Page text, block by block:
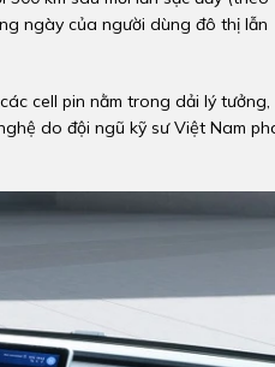
ngày của người dùng đô thị lẫn
cell pin nằm trong dải lý tưởng,
do đội ngũ kỹ sư Việt Nam